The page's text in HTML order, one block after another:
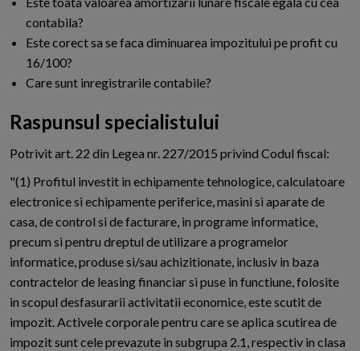
contabila?
Este corect sa se faca diminuarea impozitului pe profit cu
16/100?
Care sunt inregistrarile contabile?
Raspunsul specialistului
Potrivit art. 22 din Legea nr. 227/2015 privind Codul fiscal:
"(1) Profitul investit in echipamente tehnologice, calculatoare
electronice si echipamente periferice, masini si aparate de
casa, de control si de facturare, in programe informatice,
precum si pentru dreptul de utilizare a programelor
informatice, produse si/sau achizitionate, inclusiv in baza
contractelor de leasing financiar si puse in functiune, folosite
in scopul desfasurarii activitatii economice, este scutit de
impozit. Activele corporale pentru care se aplica scutirea de
impozit sunt cele prevazute in subgrupa 2.1, respectiv in clasa